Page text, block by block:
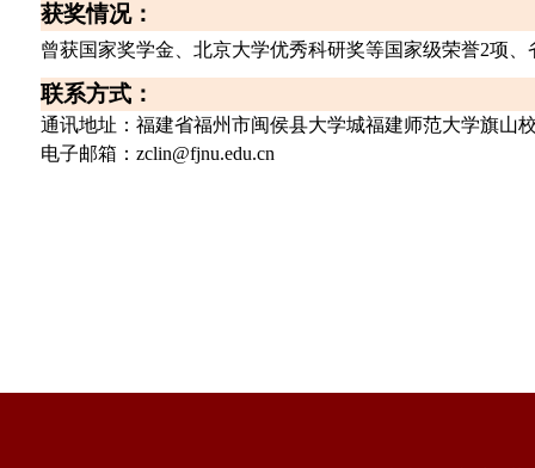
获奖情况：
曾获国家奖学金、北京大学优秀科研奖等国家级荣誉2项、
联系方式：
通讯地址：福建省福州市闽侯县大学城福建师范大学旗山
电子邮箱： zclin@fjnu.edu.cn